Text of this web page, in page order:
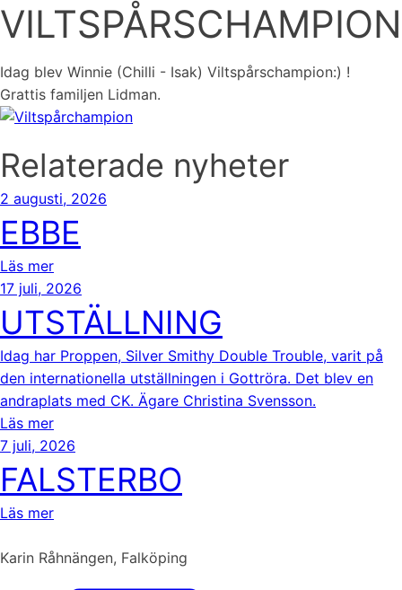
VILTSPÅRSCHAMPION
Idag blev Winnie (Chilli - Isak) Viltspårschampion:) !
Grattis familjen Lidman.
Relaterade nyheter
2 augusti, 2026
EBBE
Läs mer
17 juli, 2026
UTSTÄLLNING
Idag har Proppen, Silver Smithy Double Trouble, varit på
den internationella utställningen i Gottröra. Det blev en
andraplats med CK. Ägare Christina Svensson.
Läs mer
7 juli, 2026
FALSTERBO
Läs mer
Karin Råhnängen, Falköping